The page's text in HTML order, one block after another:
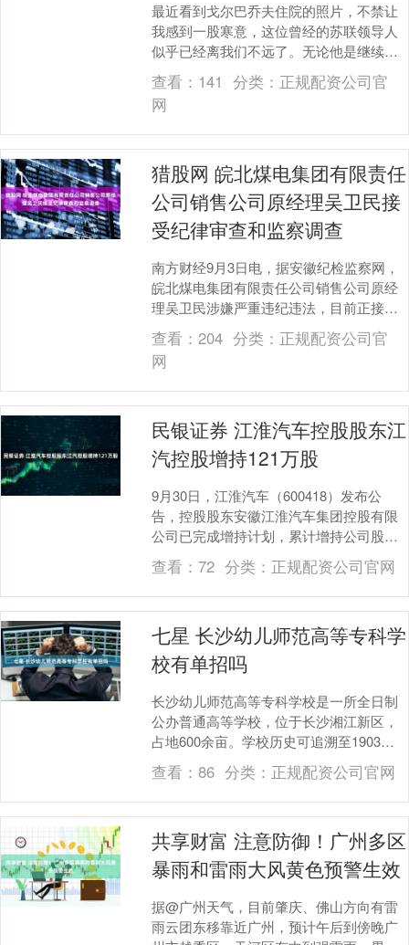
最近看到戈尔巴乔夫住院的照片，不禁让
我感到一股寒意，这位曾经的苏联领导人
似乎已经离我们不远了。无论他是继续活
着，还是即将离世，关于他的学术研究和
讨论绝不会停止。....
查看： 141 分类： 正规配资公司官
网
猎股网 皖北煤电集团有限责任
公司销售公司原经理吴卫民接
受纪律审查和监察调查
南方财经9月3日电，据安徽纪检监察网，
皖北煤电集团有限责任公司销售公司原经
理吴卫民涉嫌严重违纪违法，目前正接受
皖北煤电集团纪委纪律审查；经安徽省监
委指定管辖，接....
查看：204 分类： 正规配资公司官
网
民银证券 江淮汽车控股股东江
汽控股增持121万股
9月30日，江淮汽车（600418）发布公
告，控股股东安徽江淮汽车集团控股有限
公司已完成增持计划，累计增持公司股份
121万股，占总股本的0.06%，增持金额为
5....
查看：72 分类： 正规配资公司官网
七星 长沙幼儿师范高等专科学
校有单招吗
长沙幼儿师范高等专科学校是一所全日制
公办普通高等学校，位于长沙湘江新区，
占地600余亩。学校历史可追溯至1903年
创办的宁乡驻省中学堂，2020年由湖南省
宁乡师....
查看：86 分类： 正规配资公司官网
共享财富 注意防御！广州多区
暴雨和雷雨大风黄色预警生效
据@广州天气，目前肇庆、佛山方向有雷
雨云团东移靠近广州，预计午后到傍晚广